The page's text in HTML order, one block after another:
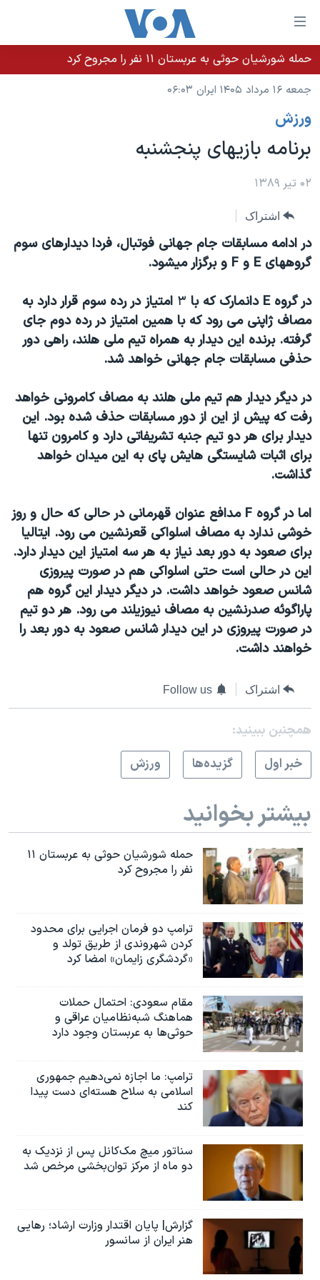
لینکهای
قابل
دسترسی
جهش
محتوای
اصلی
جهش
به
اصلی
جهش
به
خانه
نسخه سبک وب‌سایت
موضوع ها
ایران
آمریکا
گزیده‌ها
ویدیوها
فرهنگ و زندگی
حقوق شهروندی
علم و فناوری
اسرائیل در جنگ
گالری عکس
برنامه های تلویزیونی
جدول برنامه ها
صفحه‌های ویژه
عملیات خشم حماسی
بایگانی برنامه‌های تلویزیونی
مستندها
انتخابات ریاست جمهوری آمریکا ۲۰۲۴
رمز مهسا
ورزش زنان در ایران
اعتراضات زن، زندگی، آزادی
تریبونال مردمی آبان ۹۸
دادگاه حمید نوری
چهل سال گروگان‌گیری
قانون شفافیت دارائی کادر رهبری ایران
اعتراضات مردمی آبان ۹۸
اسرائیل در جنگ
همایش محافظه‌کاران آمریکا «سی‌پک»
پخش رادیویی
یادگیری زبان انگلیسی
دنبال کنید
زبانهای مختلف
حمله شورشیان حوثی به عربستان ۱۱ نفر را مجروح کرد
جمعه ۱۶ مرداد ۱۴۰۵ ایران ۰۶:۰۳
ورزش
برنامه بازیهای پنجشنبه
۰۲ تیر ۱۳۸۹
اشتراک
در ادامه مسابقات جام جهانی فوتبال، فردا دیدارهای سوم
گروههای E و
و برگزار میشود.
در گروه E دانمارک که با ٣ امتیاز در رده سوم قرار دارد به
مصاف ژاپنی می رود که با همین امتیاز در رده دوم جای
گرفته. برنده این دیدار به همراه تیم ملی هلند، راهی دور
حذفی مسابقات جام جهانی خواهد شد.
در دیگر دیدار هم تیم ملی هلند به مصاف کامرونی خواهد
رفت که پیش از این از دور مسابقات حذف شده بود. این
دیدار برای هر دو تیم جنبه تشریفاتی دارد و کامرون تنها
برای اثبات شایستگی هایش پای به این میدان خواهد
گذاشت.
اما در گروه
مدافع عنوان قهرمانی در حالی که حال و روز
خوشی ندارد به مصاف اسلواکی قعرنشین می رود. ایتالیا
برای صعود به دور بعد نیاز به هر سه امتیاز این دیدار دارد.
این در حالی است حتی اسلواکی هم در صورت پیروزی
شانس صعود خواهد داشت. در دیگر دیدار این گروه هم
پاراگوئه صدرنشین به مصاف نیوزیلند می رود. هر دو تیم
در صورت پیروزی در این دیدار شانس صعود به دور بعد را
خواهند داشت.
اشتراک Follow us
همچنبن ببینید:
خبر اول
گزيده‌ها ورزش
بیشتر بخوانید
حمله شورشیان حوثی به عربستان ۱۱
نفر را مجروح کرد
ترامپ دو فرمان اجرایی برای محدود
کردن شهروندی از طریق تولد و
«گردشگری زایمان» امضا کرد
مقام سعودی: احتمال حملات
هماهنگ شبه‌نظامیان عراقی و
حوثی‌ها به عربستان وجود دارد
ترامپ: ما اجازه نمی‌دهیم جمهوری
اسلامی به سلاح هسته‌ای دست پیدا
کند
سناتور میچ مک‌کانل پس از نزدیک به
دو ماه از مرکز توان‌بخشی مرخص شد
گزارش| پایان اقتدار وزارت ارشاد؛ رهایی
هنر ایران از سانسور